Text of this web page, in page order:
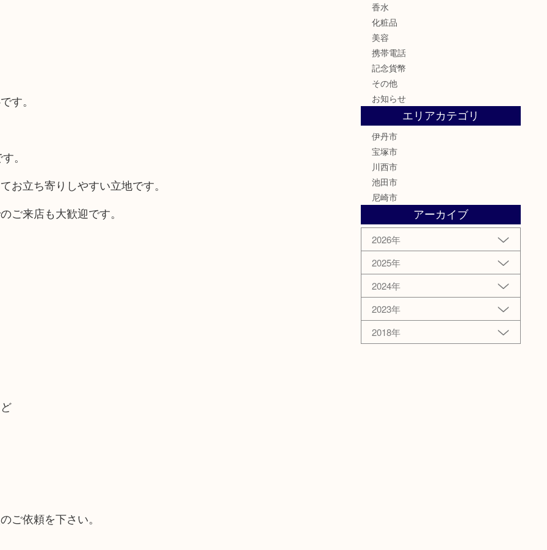
す。
。
お立ち寄りしやすい立地です。
ご来店も大歓迎です。
ご依頼を下さい。
香水
化粧品
美容
携帯電話
記念貨幣
その他
お知らせ
エリアカテゴリ
伊丹市
宝塚市
川西市
池田市
尼崎市
アーカイブ
2026年
2025年
2024年
2023年
2018年